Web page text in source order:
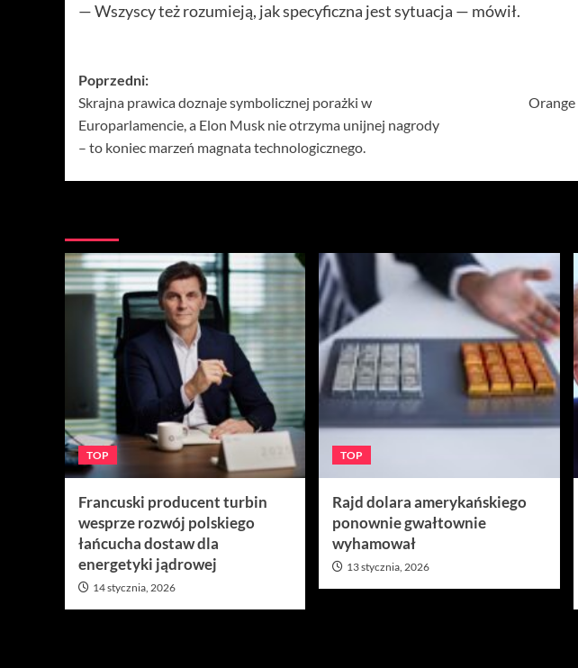
— Wszyscy też rozumieją, jak specyficzna jest sytuacja — mówił.
Zobacz
wpisy
Poprzedni:
Skrajna prawica doznaje symbolicznej porażki w
Europarlamencie, a Elon Musk nie otrzyma unijnej nagrody
– to koniec marzeń magnata technologicznego.
TOP
Francuski producent turbin
wesprze rozwój polskiego
łańcucha dostaw dla
energetyki jądrowej
14 stycznia, 2026
TOP
Rajd dolara amerykańskiego
ponownie gwałtownie
wyhamował
13 stycznia, 2026